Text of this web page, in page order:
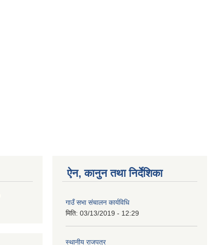
ऐन, कानुन तथा निर्देशिका
गाउँ सभा संचालन कार्यविधि
मिति: 03/13/2019 - 12:29
स्थानीय राजपत्र